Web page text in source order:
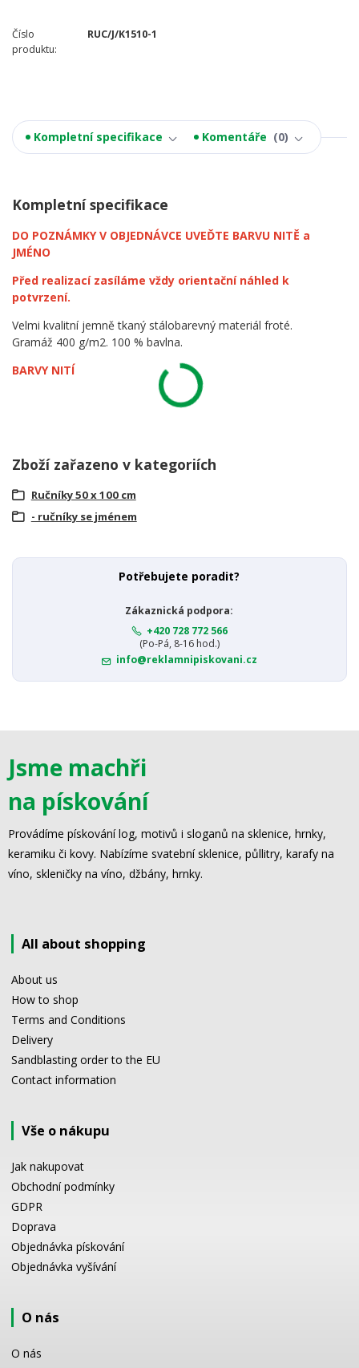
Číslo
produktu:
RUC/J/K1510-1
Kompletní specifikace Komentáře 0
Kompletní specifikace
DO POZNÁMKY V OBJEDNÁVCE UVEĎTE BARVU NITĚ a
JMÉNO
Před realizací zasíláme vždy orientační náhled k
potvrzení.
Velmi kvalitní jemně tkaný stálobarevný materiál froté.
Gramáž 400 g/m2. 100 % bavlna.
BARVY NITÍ
Zboží zařazeno v kategoriích
Ručníky 50 x 100 cm
- ručníky se jménem
Potřebujete poradit?
Zákaznická podpora:
+420 728 772 566
(Po-Pá, 8-16 hod.)
info@reklamnipiskovani.cz
Jsme machři
na pískování
Provádíme pískování log, motivů i sloganů na sklenice, hrnky,
keramiku či kovy. Nabízíme svatební sklenice, půllitry, karafy na
víno, skleničky na víno, džbány, hrnky.
All about shopping
About us
How to shop
Terms and Conditions
Delivery
Sandblasting order to the EU
Contact information
Vše o nákupu
Jak nakupovat
Obchodní podmínky
GDPR
Doprava
Objednávka pískování
Objednávka vyšívání
O nás
O nás